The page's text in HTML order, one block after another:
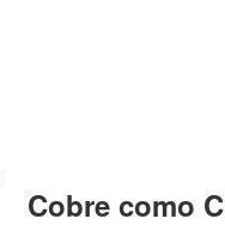
Cobre como